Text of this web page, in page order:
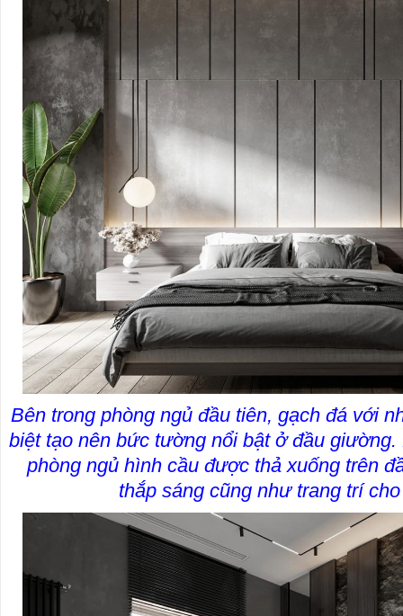
Bên trong phòng ngủ đầu tiên, gạch đá với
biệt tạo nên bức tường nổi bật ở đầu giường.
phòng ngủ hình cầu được thả xuống trên
thắp sáng cũng như trang trí